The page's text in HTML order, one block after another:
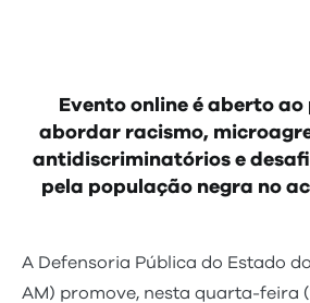
Evento online é aberto
abordar racismo,
antidiscriminatórios e
pela população negra no
A Defensoria Pública do Estado
AM) promove, nesta quarta-feira